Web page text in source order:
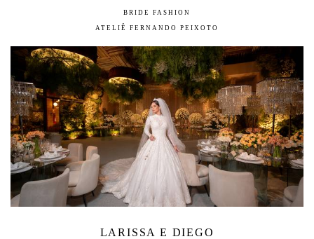
BRIDE FASHION
ATELIÊ FERNANDO PEIXOTO
LARISSA E DIEGO